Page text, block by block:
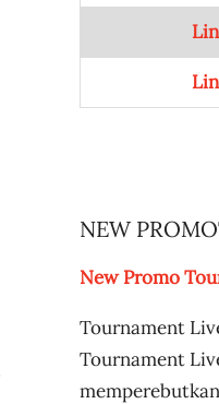
NEW
New Promo
Tournament
Tournament